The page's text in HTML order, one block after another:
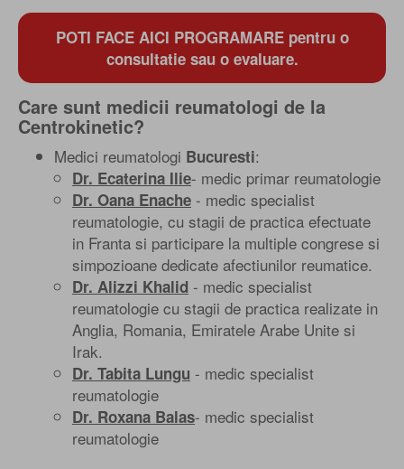
POTI FACE AICI PROGRAMARE pentru o
consultatie sau o evaluare.
Care sunt medicii reumatologi de la
Centrokinetic?
Medici reumatologi Bucuresti:
Dr. Ecaterina Ilie- medic primar reumatologie
Dr. Oana Enache - medic specialist
reumatologie, cu stagii de practica efectuate
in Franta si participare la multiple congrese si
simpozioane dedicate afectiunilor reumatice.
Dr. Alizzi Khalid - medic specialist
reumatologie cu stagii de practica realizate in
Anglia, Romania, Emiratele Arabe Unite si
Irak.
Dr. Tabita Lungu - medic specialist
reumatologie
Dr. Roxana Balas- medic specialist
reumatologie